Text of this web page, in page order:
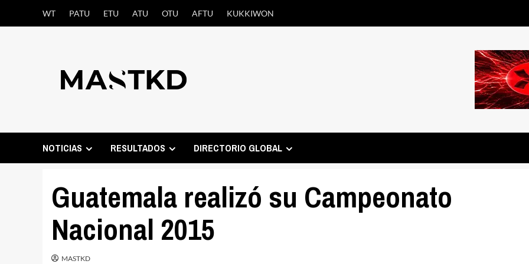
WT PATU ETU ATU OTU AFTU KUKKIWON
NOTICIAS RESULTADOS DIRECTORIO GLOBAL
Guatemala realizó su Campeonato
Nacional 2015
MASTKD